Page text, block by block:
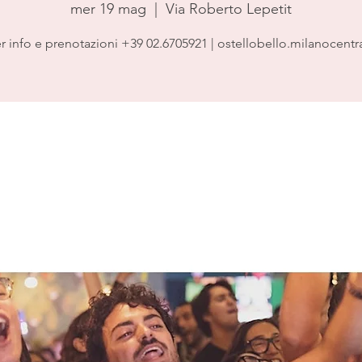
mer 19 mag Via Roberto Lepetit
info e prenotazioni +39 02.6705921 |